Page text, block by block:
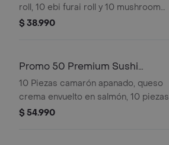
roll, 10 ebi furai roll y 10 mushroom
furai roll.
$ 38.990
Promo 50 Premium Sushi
(Acevichada)
10 Piezas camarón apanado, queso
crema envuelto en salmón, 10 piezas
camarón apanado, queso crema,
$ 54.990